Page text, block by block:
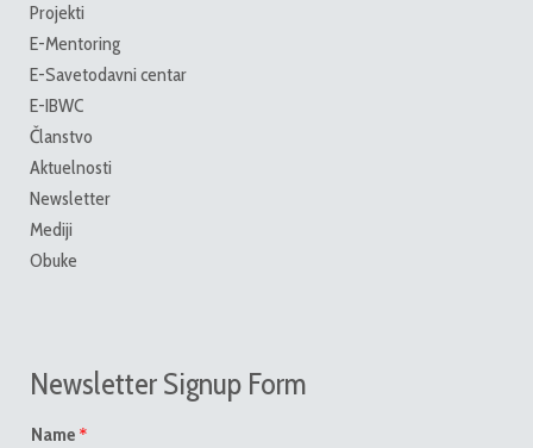
Projekti
E-Mentoring
E-Savetodavni centar
E-IBWC
Članstvo
Aktuelnosti
Newsletter
Mediji
Obuke
Newsletter Signup Form
Name *